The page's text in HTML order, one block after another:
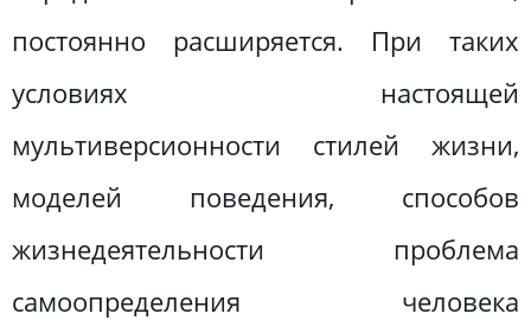
постоянно расширяется. При таких
условиях настоящей
мультиверсионности стилей жизни,
моделей поведения, способов
жизнедеятельности проблема
самоопределения человека